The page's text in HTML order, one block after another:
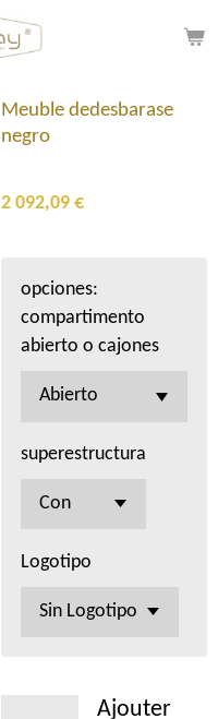
Meuble dedesbarase
negro
2 092,09 €
opciones:
compartimento
abierto o cajones
superestructura
Logotipo
Ajouter